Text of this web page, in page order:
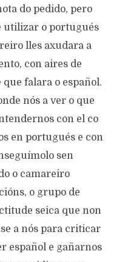
do pedido, pero
utilizar o portugués
lles axudara a
con aires de
falara o español.
nós a ver o que
con el co
en portugués e con
sen
o camareiro
o grupo de
seica que non
a nós para criticar
español e gañarnos